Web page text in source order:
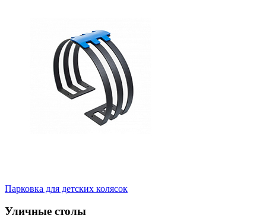
Парковка для детских колясок
Уличные столы